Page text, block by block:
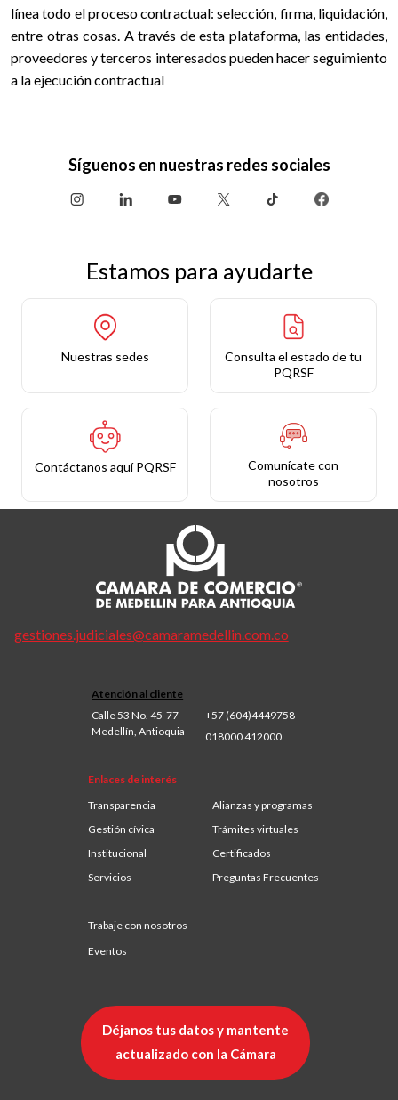
línea todo el proceso contractual: selección, firma, liquidación,
entre otras cosas. A través de esta plataforma, las entidades,
proveedores y terceros interesados pueden hacer seguimiento
a la ejecución contractual
Síguenos en nuestras redes sociales
Estamos para ayudarte
Nuestras sedes
Consulta el estado de tu
PQRSF
Contáctanos aquí PQRSF
Comunícate con
nosotros
gestiones.judiciales@camaramedellin.com.co
Atención al cliente
Calle 53 No. 45-77
Medellín, Antioquia
+57 (604)4449758
018000 412000
Enlaces de interés
Transparencia
Alianzas y programas
Gestión cívica
Trámites virtuales
Institucional
Certificados
Servicios
Preguntas Frecuentes
Trabaje con nosotros
Eventos
Déjanos tus datos y mantente
actualizado con la Cámara